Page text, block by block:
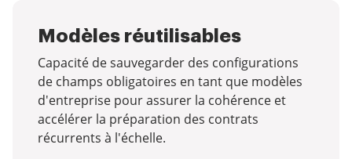
Modèles réutilisables
Capacité de sauvegarder des configurations
de champs obligatoires en tant que modèles
d'entreprise pour assurer la cohérence et
accélérer la préparation des contrats
récurrents à l'échelle.